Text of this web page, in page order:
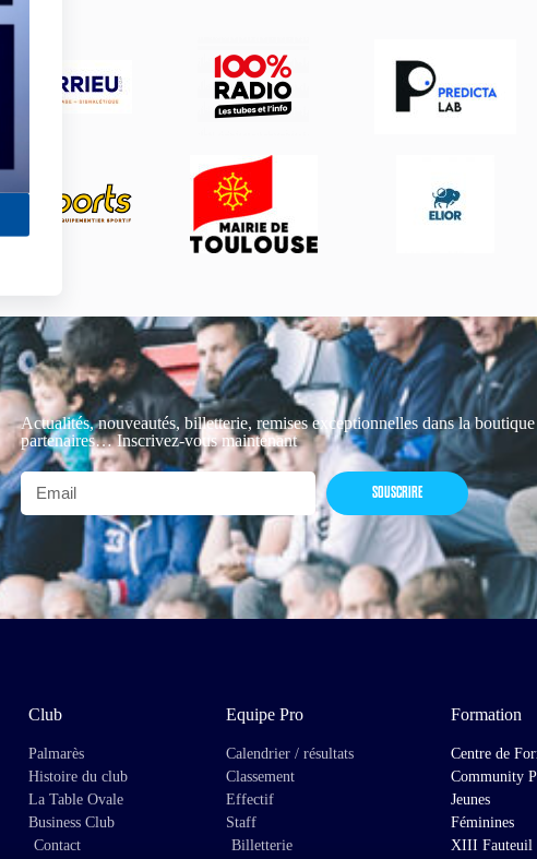
Actualités, nouveautés, billetterie, remises exceptionnelles dans la
partenaires… Inscrivez-vous maintenant
SOUSCRIRE
Club
Palmarès
Histoire du club
La Table Ovale
Business Club
Contact
Equipe Pro
Calendrier / résultats
Classement
Effectif
Staff
Billetterie
Formation
Centre de
Community
Jeunes
Féminines
XIII Fauteuil